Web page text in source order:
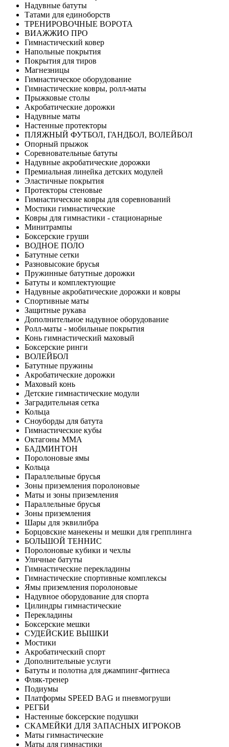
Надувные батуты
Татами для единоборств
ТРЕНИРОВОЧНЫЕ ВОРОТА
ВИАЖЖИО ПРО
Гимнастический ковер
Напольные покрытия
Покрытия для тиров
Магнезницы
Гимнастическое оборудование
Гимнастические ковры, ролл-маты
Прыжковые столы
Акробатические дорожки
Надувные маты
Настенные протекторы
ПЛЯЖНЫЙ ФУТБОЛ, ГАНДБОЛ, ВОЛЕЙБОЛ
Опорный прыжок
Соревновательные батуты
Надувные акробатические дорожки
Премиальная линейка детских модулей
Эластичные покрытия
Протекторы стеновые
Гимнастические ковры для соревнований
Мостики гимнастические
Ковры для гимнастики - стационарные
Минитрампы
Боксерские груши
ВОДНОЕ ПОЛО
Батутные сетки
Разновысокие брусья
Пружинные батутные дорожки
Батуты и комплектующие
Надувные акробатические дорожки и ковры
Спортивные маты
Защитные рукава
Дополнительное надувное оборудование
Ролл-маты - мобильные покрытия
Конь гимнастический маховый
Боксерские ринги
ВОЛЕЙБОЛ
Батутные пружины
Акробатические дорожки
Маховый конь
Детские гимнастические модули
Заградительная сетка
Кольца
Сноуборды для батута
Гимнастические кубы
Октагоны MMA
БАДМИНТОН
Поролоновые ямы
Кольца
Параллельные брусья
Зоны приземления поролоновые
Маты и зоны приземления
Параллельные брусья
Зоны приземления
Шары для эквилибра
Борцовские манекены и мешки для грепплинга
БОЛЬШОЙ ТЕННИС
Поролоновые кубики и чехлы
Уличные батуты
Гимнастические перекладины
Гимнастические спортивные комплексы
Ямы приземления поролоновые
Надувное оборудование для спорта
Цилиндры гимнастические
Перекладины
Боксерские мешки
СУДЕЙСКИЕ ВЫШКИ
Мостики
Акробатический спорт
Дополнительные услуги
Батуты и полотна для джампинг-фитнеса
Фляк-тренер
Подиумы
Платформы SPEED BAG и пневмогруши
РЕГБИ
Настенные боксерские подушки
СКАМЕЙКИ ДЛЯ ЗАПАСНЫХ ИГРОКОВ
Маты гимнастические
Маты для гимнастики